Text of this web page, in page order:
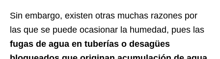
Sin embargo, existen otras muchas razones por
las que se puede ocasionar la humedad, pues las
fugas de agua en tuberías o desagües